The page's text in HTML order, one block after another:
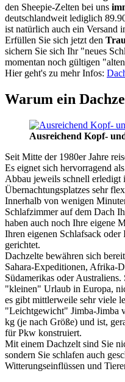
den Sheepie-Zelten bei uns
deutschlandweit lediglich
ist natürlich auch ein Versand
Erfüllen Sie sich jetzt den
sichern Sie sich Ihr "neues
momentan noch gültigen
Hier geht's zu mehr Infos:
Warum ein
Ausreichend Kopf-
Seit Mitte der 1980er Jahre
Es eignet sich hervorragend
Abbau jeweils schnell erledigt
Übernachtungsplatzes sehr
Innerhalb von wenigen
Schlafzimmer auf dem Dach
haben auch noch Ihre eigene
Ihren eigenen Schlafsack
gerichtet.
Dachzelte bewähren sich
Sahara-Expeditionen, Afrika-
Südamerikas oder
"kleinen" Urlaub in Europa,
es gibt mittlerweile sehr viele
"Leichtgewicht" Jimba-Jimba
kg (je nach Größe) und ist,
für Pkw konstruiert.
Mit einem Dachzelt sind Sie
sondern Sie schlafen auch
Witterungseinflüssen und